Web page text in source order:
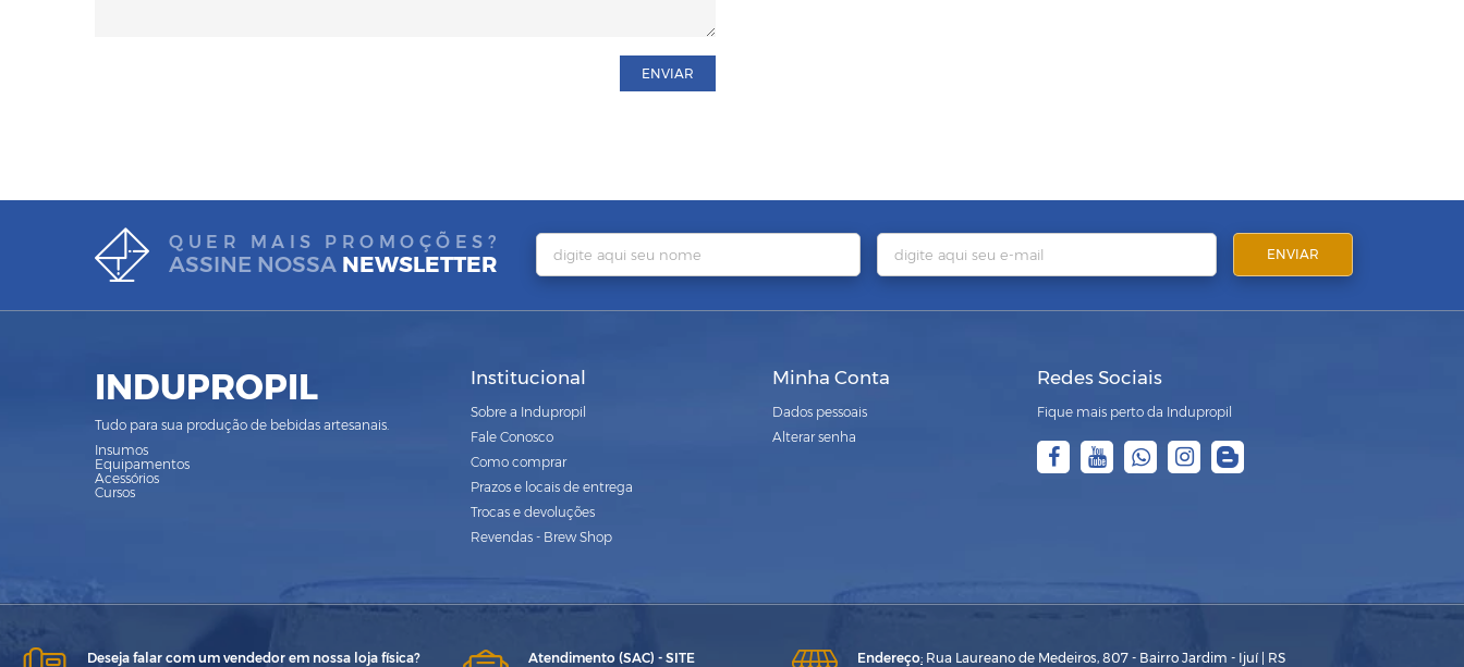
ENVIAR
QUER MAIS PROMOÇÕES?
ASSINE NOSSA NEWSLETTER
INDUPROPIL
Tudo para sua produção de bebidas artesanais.
Insumos
Equipamentos
Acessórios
Cursos
Institucional
Sobre a Indupropil
Fale Conosco
Como comprar
Prazos e locais de entrega
Trocas e devoluções
Revendas - Brew Shop
Minha Conta
Dados pessoais
Alterar senha
Redes Sociais
Fique mais perto da Indupropil
Deseja falar com um vendedor em nossa loja física?
Atendimento (SAC) - SITE
Endereço: Rua Laureano de Medeiros, 807 - Bairro Jardim - Ijuí | RS